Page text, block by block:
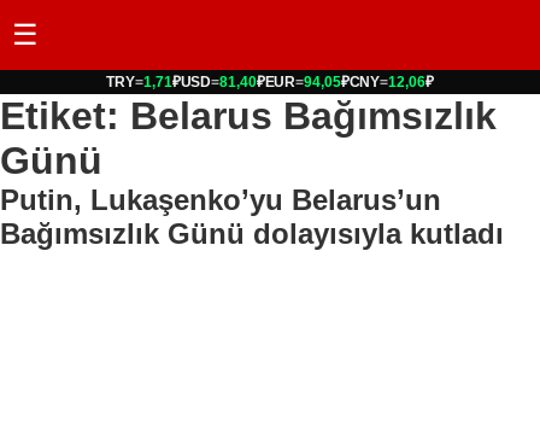
☰
TRY=1,71₽USD=81,40₽EUR=94,05₽CNY=12,06₽
Etiket: Belarus Bağımsızlık
Günü
Putin, Lukaşenko’yu Belarus’un
Bağımsızlık Günü dolayısıyla kutladı